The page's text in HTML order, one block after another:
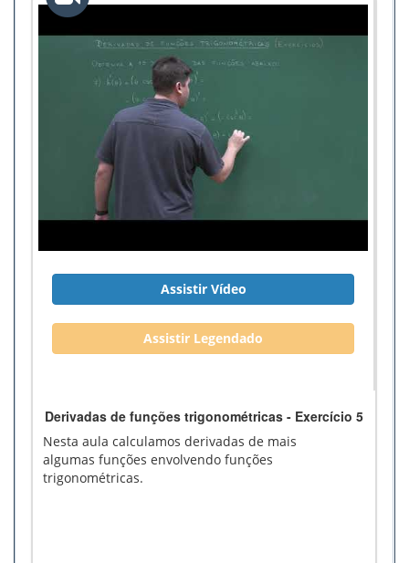
Assistir Vídeo
Assistir Legendado
Derivadas de funções trigonométricas - Exercício 5
Nesta aula calculamos derivadas de mais
algumas funções envolvendo funções
trigonométricas.